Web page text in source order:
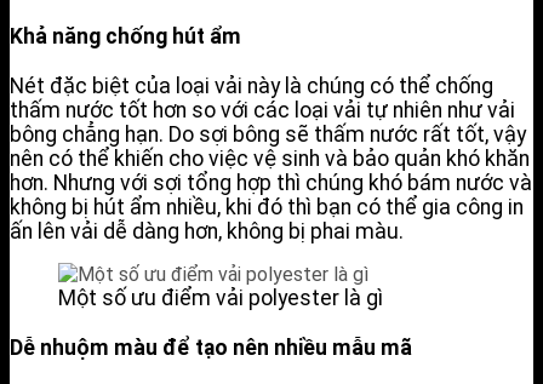
Khả năng chống hút ẩm
Nét đặc biệt của loại vải này là chúng có thể chống
thấm nước tốt hơn so với các loại vải tự nhiên như vải
bông chẳng hạn. Do sợi bông sẽ thấm nước rất tốt, vậy
nên có thể khiến cho việc vệ sinh và bảo quản khó khăn
hơn. Nhưng với sợi tổng hợp thì chúng khó bám nước và
không bị hút ẩm nhiều, khi đó thì bạn có thể gia công in
ấn lên vải dễ dàng hơn, không bị phai màu.
Một số ưu điểm vải polyester là gì
Dễ nhuộm màu để tạo nên nhiều mẫu mã